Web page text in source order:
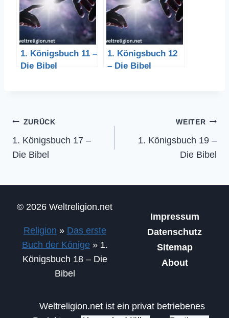
1. Königsbuch 11 –
Die Bibel
1. Königsbuch 12
– Die Bibel
Beitragsnavigation
ZURÜCK
1. Königsbuch 17 –
Die Bibel
WEITER
1. Königsbuch 19 –
Die Bibel
© 2026 Weltreligion.net
Religion » Das erste
Buch der Könige» 1.
Königsbuch 18 – Die
Bibel
Impressum
Datenschutz
Sitemap
About
Weltreligion.net ist ein privat betriebenes